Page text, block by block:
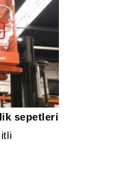
sepetleri